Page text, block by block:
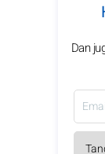
Dan